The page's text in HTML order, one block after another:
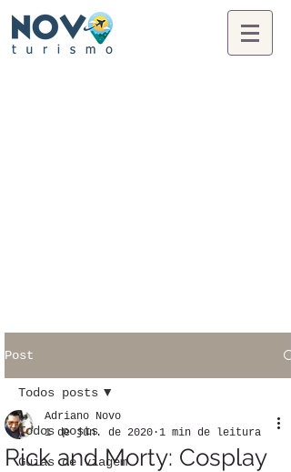
Post
Todos posts
Guias de viagem
Todos posts
Rick and Morty: Cosplay
Adriano Novo
1 de jun. de 2020 1 min de leitura